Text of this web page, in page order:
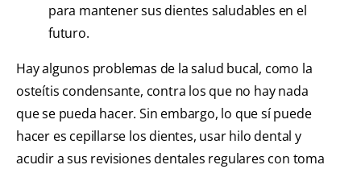
para mantener sus dientes saludables en el
futuro.
Hay algunos problemas de la salud bucal, como la
osteítis condensante, contra los que no hay nada
que se pueda hacer. Sin embargo, lo que sí puede
hacer es cepillarse los dientes, usar hilo dental y
acudir a sus revisiones dentales regulares con toma